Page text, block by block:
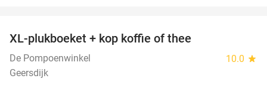
XL-plukboeket + kop koffie of thee
De Pompoenwinkel 10.0 star
Geersdijk